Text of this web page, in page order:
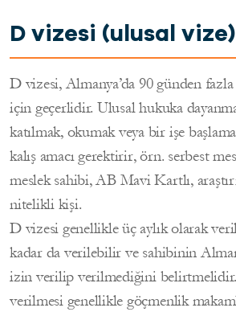
D vizesi (ulusal vize)
D vizesi, Almanya’da 90 günden
için geçerlidir. Ulusal hukuka
katılmak, okumak veya bir işe
kalış amacı gerektirir, örn. serbest
meslek sahibi, AB Mavi Kartlı,
nitelikli kişi.
D vizesi genellikle üç aylık olarak
kadar da verilebilir ve sahibinin
izin verilip verilmediğini
verilmesi genellikle göçmenlik